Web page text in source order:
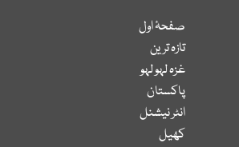
صفحۂ اول
تازہ ترین
غزہ لہو لہو
پاکستان
انٹر نیشنل
کھیل